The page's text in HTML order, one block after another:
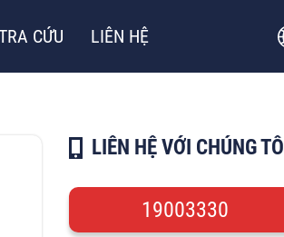
CỨU LIÊN HỆ
LIÊN HỆ VỚI CHÚNG TÔI
19003330